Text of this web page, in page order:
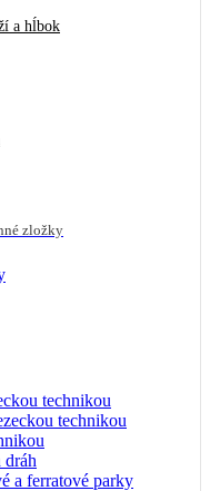
a hĺbok
zložky
technikou
technikou
dráh
a ferratové parky